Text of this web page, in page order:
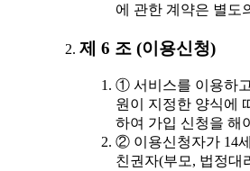
에 관한 계약은 별도
제 6 조 (이용신청)
① 서비스를 이용하
원이 지정한 양식에
하여 가입 신청을 해
② 이용신청자가 14
친권자(부모, 법정대